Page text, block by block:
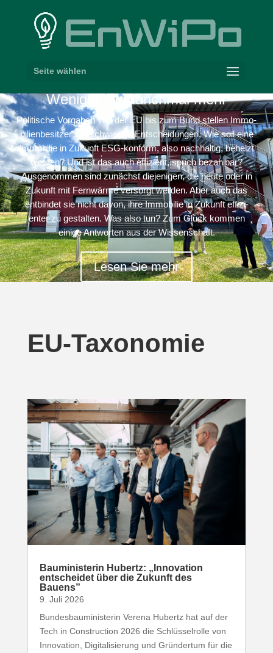
Seite wählen
Weniger ist manchmal mehr
Poli­tische Vorgaben von derEUbis zum Bund stellen Immo­
bi­li­en­be­sitzer vor schwierige Entschei­dungen. Wie soll eine
Immobilie in Zukunft ESG-​konform, also nach­haltig, beheizt
werden? Und ist das auch effizient, sprich bezahlbar?
Ausge­nommen sind zunächst dieje­nigen, die heute oder in
Zukunft mit Fernwärme versorgt werden. Aber auch das
entbindet sie nicht davon, ihre Immobilie in Zukunft effi­zi­
enter zu gestalten. Was also tun? Zum Glück kommen
einige Antworten aus der Wissenschaft.
Lesen Sie mehr
EU-Taxonomie
Baumi­nis­terin Hubertz: „Inno­vation
entscheidet über die Zukunft des
Bauens”
9. Juli 2026
Bundesbauministerin Verena Hubertz hat auf der
Tech in Construction 2026 die Schlüsselrolle von
Innovation, Digitalisierung und Gründertum für die